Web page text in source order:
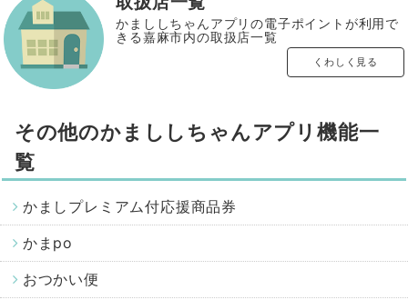
かまししちゃんアプリの電子ポイントが利用で
きる嘉麻市内の取扱店一覧
くわしく見る
その他のかまししちゃんアプリ機能一
覧
かましプレミアム付応援商品券
かまpo
おつかい便